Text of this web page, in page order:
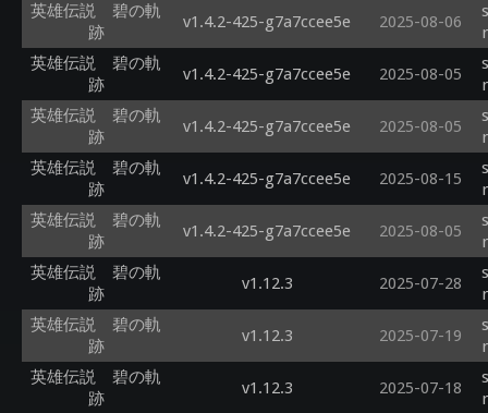
英雄伝説 碧の軌
跡
v1.4.2-425-g7a7ccee5e 2025-08-06
英雄伝説 碧の軌
跡
v1.4.2-425-g7a7ccee5e 2025-08-05
英雄伝説 碧の軌
跡
v1.4.2-425-g7a7ccee5e 2025-08-05
英雄伝説 碧の軌
跡
v1.4.2-425-g7a7ccee5e 2025-08-15
英雄伝説 碧の軌
跡
v1.4.2-425-g7a7ccee5e 2025-08-05
英雄伝説 碧の軌
跡
v1.12.3 2025-07-28
英雄伝説 碧の軌
跡
v1.12.3 2025-07-19
英雄伝説 碧の軌
跡
v1.12.3 2025-07-18